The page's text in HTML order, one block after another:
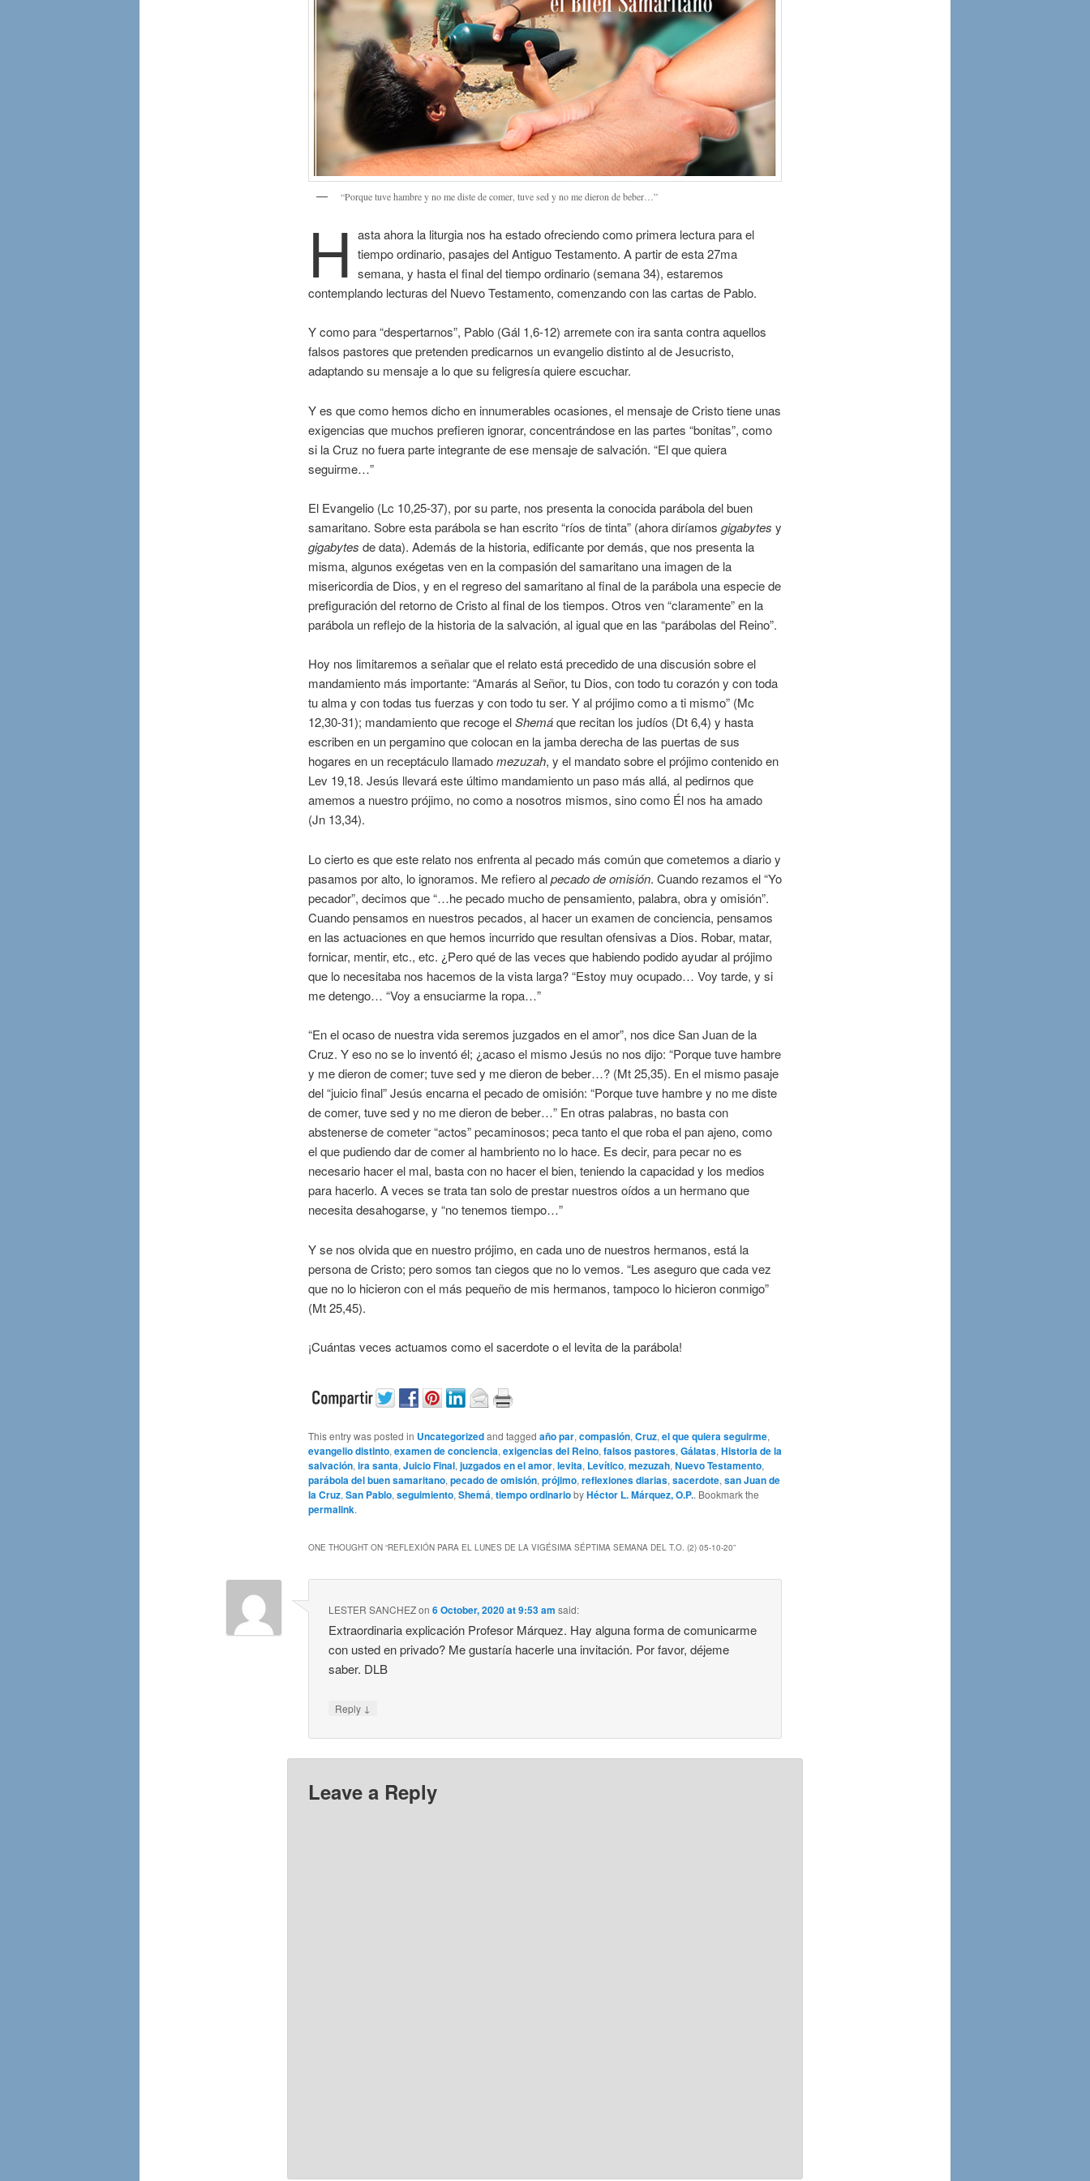
“Porque tuve hambre y no me diste de comer, tuve sed y no me dieron de beber…”
H asta ahora la liturgia nos ha estado ofreciendo como primera lectura para el
tiempo ordinario, pasajes del Antiguo Testamento. A partir de esta 27ma
semana, y hasta el final del tiempo ordinario (semana 34), estaremos
contemplando lecturas del Nuevo Testamento, comenzando con las cartas de Pablo.
Y como para “despertarnos”, Pablo (Gál 1,6-12) arremete con ira santa contra aquellos
falsos pastores que pretenden predicarnos un evangelio distinto al de Jesucristo,
adaptando su mensaje a lo que su feligresía quiere escuchar.
Y es que como hemos dicho en innumerables ocasiones, el mensaje de Cristo tiene unas
exigencias que muchos prefieren ignorar, concentrándose en las partes “bonitas”, como
si la Cruz no fuera parte integrante de ese mensaje de salvación. “El que quiera
seguirme…”
El Evangelio (Lc 10,25-37), por su parte, nos presenta la conocida parábola del buen
samaritano. Sobre esta parábola se han escrito “ríos de tinta” (ahora diríamos gigabytes y
gigabytes de data). Además de la historia, edificante por demás, que nos presenta la
misma, algunos exégetas ven en la compasión del samaritano una imagen de la
misericordia de Dios, y en el regreso del samaritano al final de la parábola una especie de
prefiguración del retorno de Cristo al final de los tiempos. Otros ven “claramente” en la
parábola un reflejo de la historia de la salvación, al igual que en las “parábolas del Reino”.
Hoy nos limitaremos a señalar que el relato está precedido de una discusión sobre el
mandamiento más importante: “Amarás al Señor, tu Dios, con todo tu corazón y con toda
tu alma y con todas tus fuerzas y con todo tu ser. Y al prójimo como a ti mismo” (Mc
12,30-31); mandamiento que recoge elShemáque recitan los judíos (Dt 6,4) y hasta
escriben en un pergamino que colocan en la jamba derecha de las puertas de sus
hogares en un receptáculo llamadomezuzah, y el mandato sobre el prójimo contenido en
Lev 19,18. Jesús llevará este último mandamiento un paso más allá, al pedirnos que
amemos a nuestro prójimo, no como a nosotros mismos, sino como Él nos ha amado
(Jn 13,34).
Lo cierto es que este relato nos enfrenta al pecado más común que cometemos a diario y
pasamos por alto, lo ignoramos. Me refiero alpecado de omisión. Cuando rezamos el “Yo
pecador”, decimos que “…he pecado mucho de pensamiento, palabra, obra y omisión”.
Cuando pensamos en nuestros pecados, al hacer un examen de conciencia, pensamos
en las actuaciones en que hemos incurrido que resultan ofensivas a Dios. Robar, matar,
fornicar, mentir, etc., etc. ¿Pero qué de las veces que habiendo podido ayudar al prójimo
que lo necesitaba nos hacemos de la vista larga? “Estoy muy ocupado… Voy tarde, y si
me detengo… “Voy a ensuciarme la ropa…”
“En el ocaso de nuestra vida seremos juzgados en el amor”, nos dice San Juan de la
Cruz. Y eso no se lo inventó él; ¿acaso el mismo Jesús no nos dijo: “Porque tuve hambre
y me dieron de comer; tuve sed y me dieron de beber…? (Mt 25,35). En el mismo pasaje
del “juicio final” Jesús encarna el pecado de omisión: “Porque tuve hambre y no me diste
de comer, tuve sed y no me dieron de beber…” En otras palabras, no basta con
abstenerse de cometer “actos” pecaminosos; peca tanto el que roba el pan ajeno, como
el que pudiendo dar de comer al hambriento no lo hace. Es decir, para pecar no es
necesario hacer el mal, basta con no hacer el bien, teniendo la capacidad y los medios
para hacerlo. A veces se trata tan solo de prestar nuestros oídos a un hermano que
necesita desahogarse, y “no tenemos tiempo…”
Y se nos olvida que en nuestro prójimo, en cada uno de nuestros hermanos, está la
persona de Cristo; pero somos tan ciegos que no lo vemos. “Les aseguro que cada vez
que no lo hicieron con el más pequeño de mis hermanos, tampoco lo hicieron conmigo”
(Mt 25,45).
¡Cuántas veces actuamos como el sacerdote o el levita de la parábola!
This entry was posted in Uncategorizedand tagged año par, compasión, Cruz, el que quiera seguirme,
evangelio distinto, examen de conciencia, exigencias del Reino, falsos pastores, Gálatas, Historia de la
salvación, ira santa, Juicio Final, juzgados en el amor, levita, Levítico, mezuzah, Nuevo Testamento,
parábola del buen samaritano, pecado de omisión, prójimo, reflexiones diarias, sacerdote, san Juan de
la Cruz, San Pablo, seguimiento, Shemá, tiempo ordinariobyHéctor L. Márquez, O.P.. Bookmark the
permalink.
ONE THOUGHT ON “REFLEXIÓN PARA EL LUNES DE LA VIGÉSIMA SÉPTIMA SEMANA DEL T.O. (2) 05-10-20”
LESTER SANCHEZon6 October, 2020 at 9:53 am said:
Extraordinaria explicación Profesor Márquez. Hay alguna forma de comunicarme
con usted en privado? Me gustaría hacerle una invitación. Por favor, déjeme
saber. DLB
Reply ↓
Leave a Reply